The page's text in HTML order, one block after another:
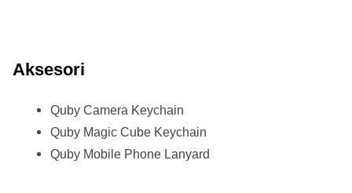
Aksesori
Quby Camera Keychain
Quby Magic Cube Keychain
Quby Mobile Phone Lanyard